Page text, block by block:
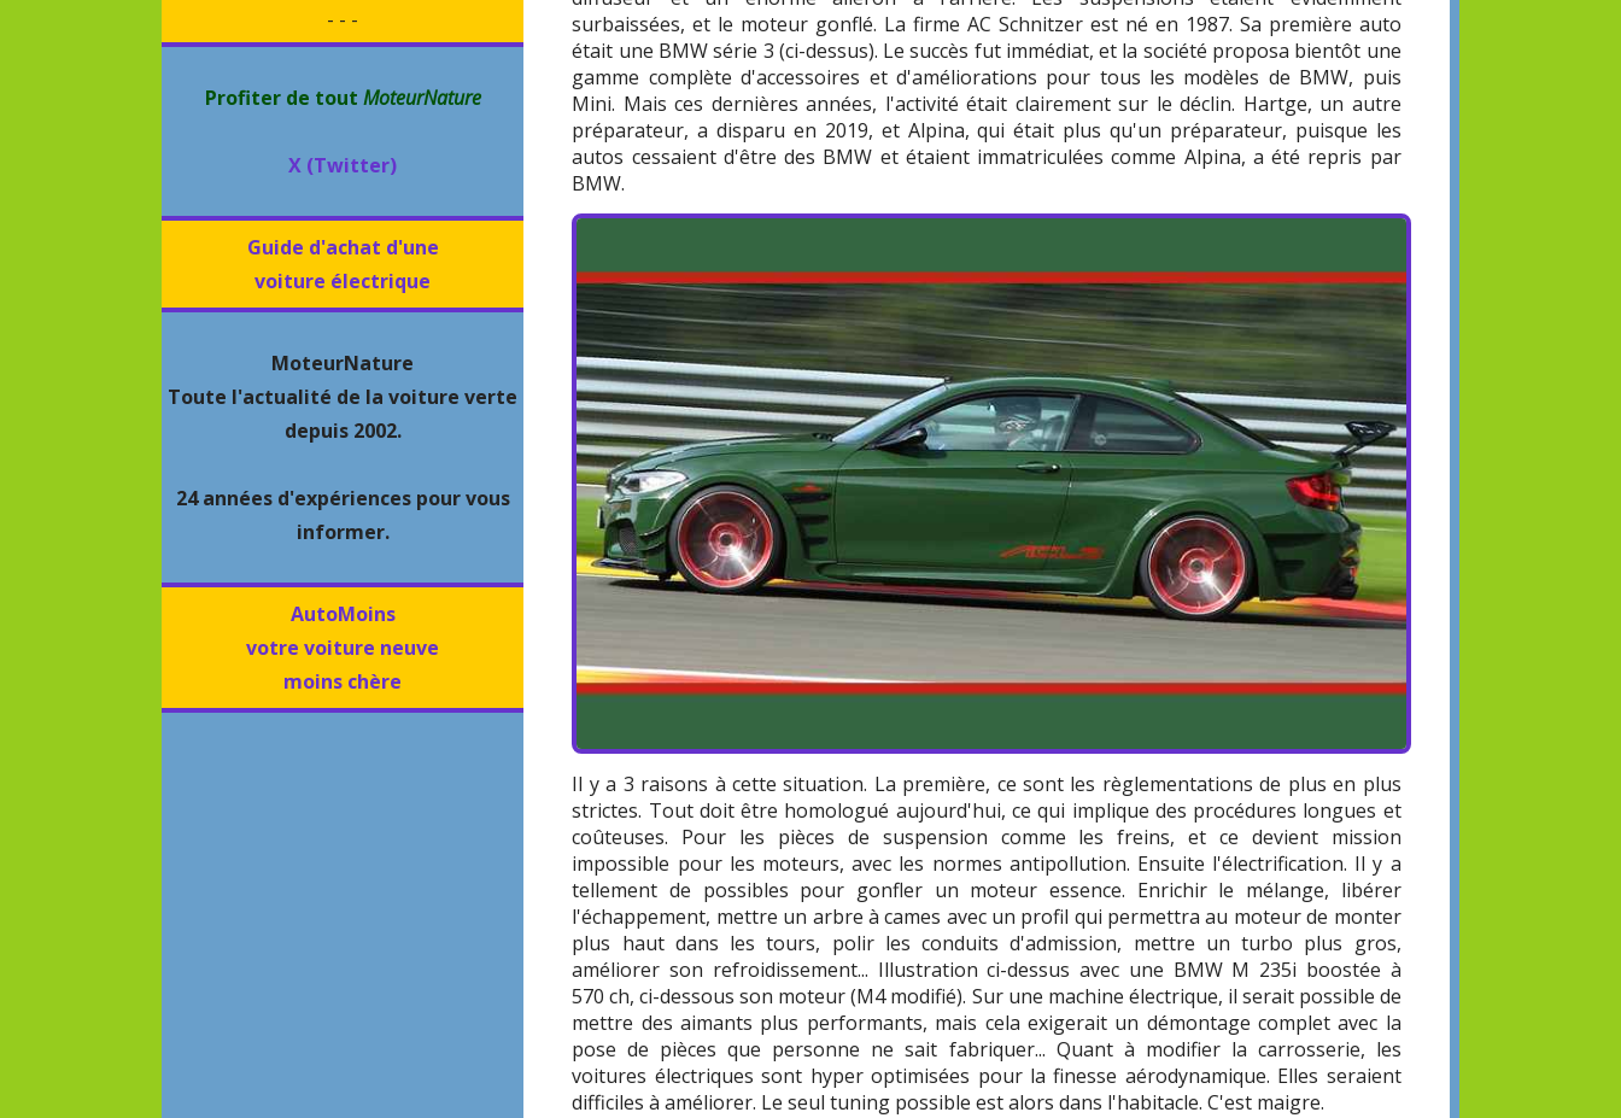
- - -
Profiter de tout MoteurNature
X (Twitter)
Guide d'achat d'une
voiture électrique
MoteurNature
Toute l'actualité de la voiture verte
depuis 2002.
24 années d'expériences pour vous
informer.
AutoMoins
votre voiture neuve
moins chère
surbaissées, et le moteur gonflé. La firme AC Schnitzer est né en 1987. Sa première auto
était une BMW série 3 (ci-dessus). Le succès fut immédiat, et la société proposa bientôt une
gamme complète d'accessoires et d'améliorations pour tous les modèles de BMW, puis
Mini. Mais ces dernières années, l'activité était clairement sur le déclin. Hartge, un autre
préparateur, a disparu en 2019, et Alpina, qui était plus qu'un préparateur, puisque les
autos cessaient d'être des BMW et étaient immatriculées comme Alpina, a été repris par
BMW.
Il y a 3 raisons à cette situation. La première, ce sont les règlementations de plus en plus
strictes. Tout doit être homologué aujourd'hui, ce qui implique des procédures longues et
coûteuses. Pour les pièces de suspension comme les freins, et ce devient mission
impossible pour les moteurs, avec les normes antipollution. Ensuite l'électrification. Il y a
tellement de possibles pour gonfler un moteur essence. Enrichir le mélange, libérer
l'échappement, mettre un arbre à cames avec un profil qui permettra au moteur de monter
plus haut dans les tours, polir les conduits d'admission, mettre un turbo plus gros,
améliorer son refroidissement... Illustration ci-dessus avec une BMW M 235i boostée à
570 ch, ci-dessous son moteur (M4 modifié). Sur une machine électrique, il serait possible de
mettre des aimants plus performants, mais cela exigerait un démontage complet avec la
pose de pièces que personne ne sait fabriquer... Quant à modifier la carrosserie, les
voitures électriques sont hyper optimisées pour la finesse aérodynamique. Elles seraient
difficiles à améliorer. Le seul tuning possible est alors dans l'habitacle. C'est maigre.